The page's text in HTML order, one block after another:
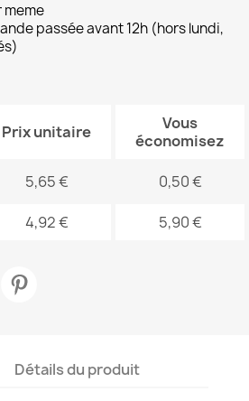
meme
passée avant 12h (hors lundi,
Prix unitaire
Vous
économisez
5,65 € 0,50 €
4,92 € 5,90 €
Détails du produit